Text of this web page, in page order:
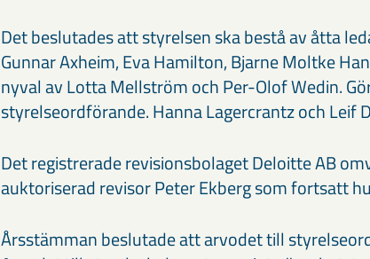
Det beslutades att styrelsen ska bestå av åtta
Gunnar Axheim, Eva Hamilton, Bjarne Moltke
nyval av Lotta Mellström och Per-Olof Wedin.
styrelseordförande. Hanna Lagercrantz och Leif
Det registrerade revisionsbolaget Deloitte AB
auktoriserad revisor Peter Ekberg som fortsatt
Årsstämman beslutade att arvodet till